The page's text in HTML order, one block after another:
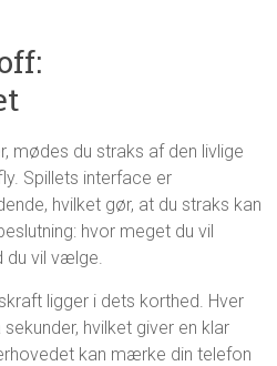
mødes du straks af den livlige
Spillets interface er
hvilket gør, at du straks kan
hvor meget du vil
du vil vælge.
ligger i dets korthed. Hver
hvilket giver en klar
kan mærke din telefon